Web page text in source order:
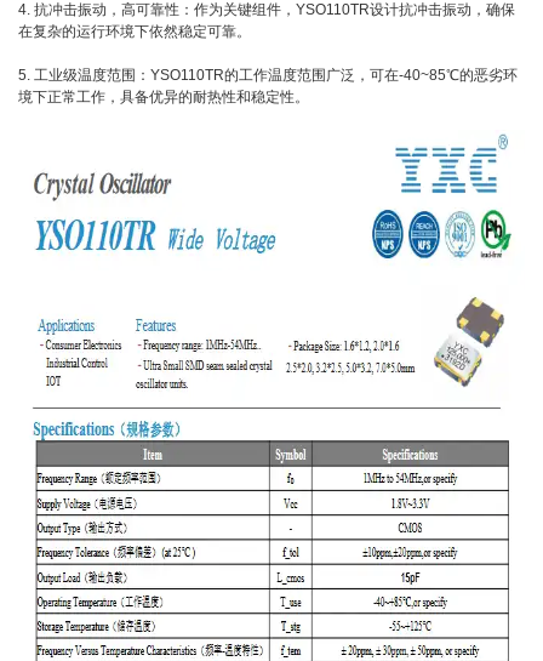
4. 抗冲击振动，高可靠性：作为关键组件，YSO110TR设计抗冲击振动，确保
在复杂的运行环境下依然稳定可靠。
5. 工业级温度范围：YSO110TR的工作温度范围广泛，可在-40~85℃的恶劣环
境下正常工作，具备优异的耐热性和稳定性。